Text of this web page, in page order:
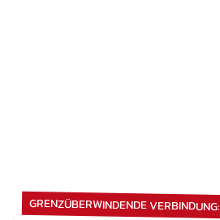
GRENZÜBERWINDENDE VERBINDUNG: